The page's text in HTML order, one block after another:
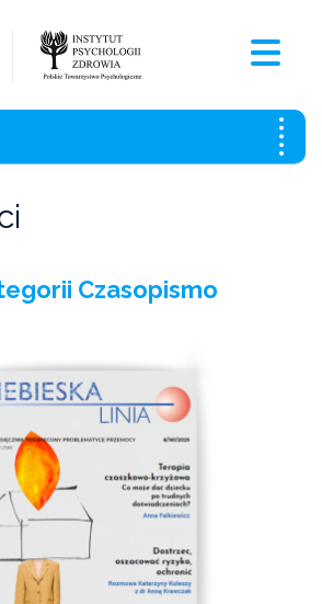
Przemocy Domowej 2021
opinie
Czasopismo